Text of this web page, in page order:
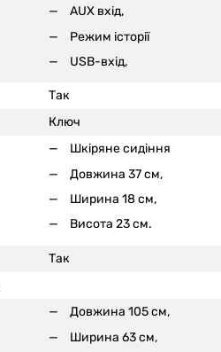
AUX вхід,
Режим історії
USB-вхід,
Так
Ключ
Шкіряне сидіння
Довжина 37 см,
Ширина 18 см,
Висота 23 см.
Так
Довжина 105 см,
Ширина 63 см,